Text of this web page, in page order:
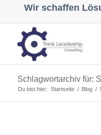
Wir schaffen
Schlagwortarchiv für:
Du bist hier: Startseite / Blog /